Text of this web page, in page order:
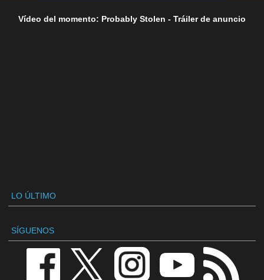
Vídeo del momento: Probably Stolen - Tráiler de anuncio
LO ÚLTIMO
SÍGUENOS